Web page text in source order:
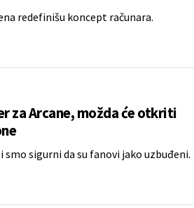
redefinišu koncept računara.
za Arcane, možda će otkriti
sigurni da su fanovi jako uzbuđeni.